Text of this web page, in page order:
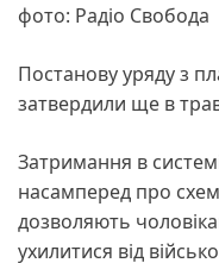
фото: Радіо Свобода
Постанову уряду з
затвердили ще в
Затримання в
насамперед про
дозволяють
ухилитися від